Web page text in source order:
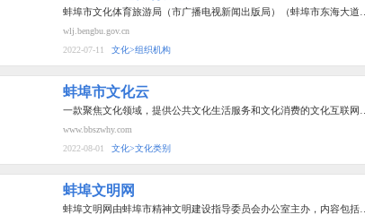
蚌埠市文化体育旅游局（市广播电视新闻出版局）（蚌埠市东海大道…
wlj.bengbu.gov.cn
2022-07-11
文化>组织机构
蚌埠市文化云
一款聚焦文化领域，提供公共文化生活服务和文化消费的文化互联网…
www.bbszwhy.com
2022-08-01
文化>文化类别
蚌埠文明网
蚌埠文明网由蚌埠市精神文明建设指导委员会办公室主办，内容包括…